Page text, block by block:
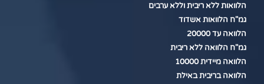
הלוואות ללא ריבית וללא ערבים
גמ"ח הלוואות אשדוד
הלוואה עד 20000
גמ"ח הלוואה ללא ריבית
הלוואה מיידית 10000
הלוואה בריבית באילת